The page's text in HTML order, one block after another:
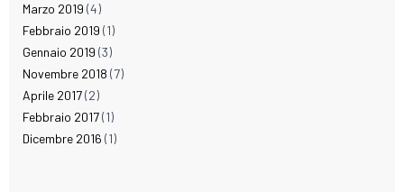
Marzo 2019 (4)
Febbraio 2019 (1)
Gennaio 2019 (3)
Novembre 2018 (7)
Aprile 2017(2)
Febbraio 2017(1)
Dicembre 2016 (1)